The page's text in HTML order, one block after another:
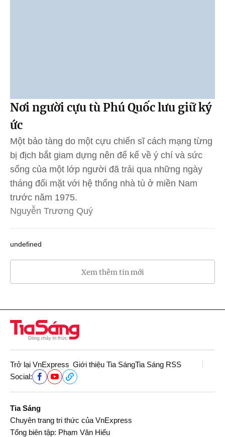
Nơi người cựu tù Phú Quốc lưu giữ ký
ức
Một bảo tàng do một cựu chiến sĩ cách mạng từng
bị địch bắt giam dựng nên để kể về ý chí và sức
sống của một lớp người đã trải qua những ngày
tháng đối mặt với hệ thống nhà tù ở miền Nam
trước năm 1975.
Nguyễn Trương Quý
undefined
Xem thêm tin mới
Trở lại VnExpress Giới thiệu Tia SángTia Sáng RSS
Social:
Tia Sáng
Chuyên trang tri thức của VnExpress
Tổng biên tập: Phạm Văn Hiếu